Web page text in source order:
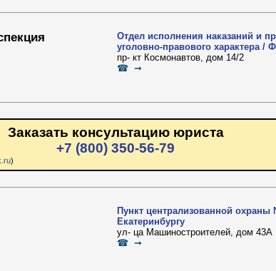
Отдел исполнения наказаний и
уголовно-правового характера /
пр- кт Космонавтов, дом 14/2
☎ ➞
Заказать консультацию юриста
+7 (800) 350-56-79
)
Пункт централизованной
Екатеринбургу
ул- ца Машиностроителей, дом 43А
☎ ➞